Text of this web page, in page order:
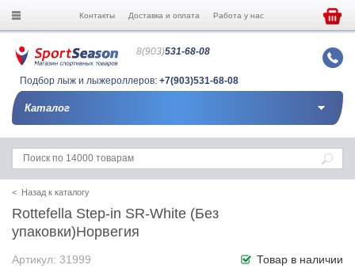
Контакты Доставка и оплата Работа у нас
8(903)531-68-08
Подбор лыж и лыжероллеров: +7(903)531-68-08
Каталог
< Назад к каталогу
Rottefella Step-in SR-White (Без
упаковки)Норвегия
Артикул: 31999 Товар в наличии